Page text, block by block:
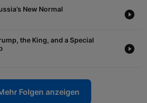
New Normal
the King, and a Special
Folgen anzeigen